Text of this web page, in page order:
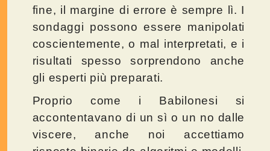
fine, il margine di errore è sempre lì. I
sondaggi possono essere manipolati
coscientemente, o mal interpretati, e i
risultati spesso sorprendono anche
gli esperti più preparati.
Proprio come i Babilonesi si
accontentavano di un sì o un no dalle
viscere, anche noi accettiamo